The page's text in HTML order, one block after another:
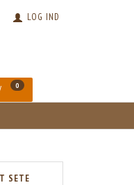
LOG IND
0
SETE